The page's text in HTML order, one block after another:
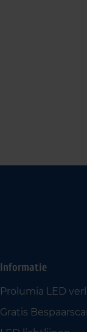
Informatie
Prolumia LED
Gratis